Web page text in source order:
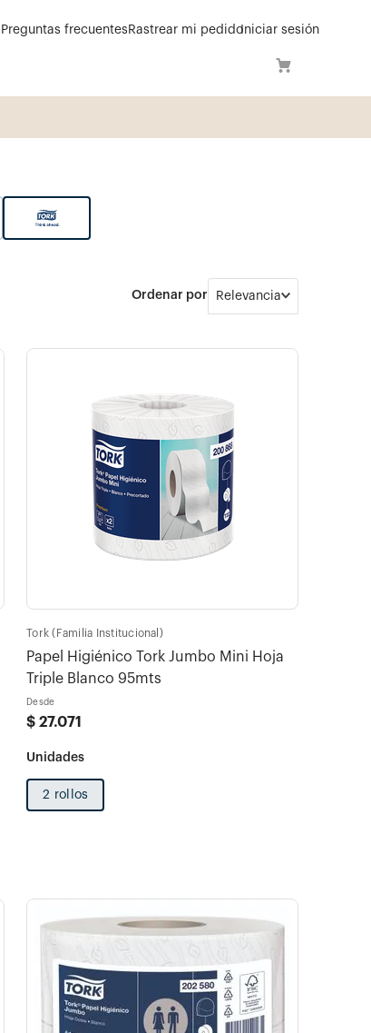
Preguntas frecuentes Rastrear mi pedidoIniciar sesión
Relevancia
Tork (Familia Institucional)
Papel Higiénico Tork Jumbo Mini Hoja
Triple Blanco 95mts
Desde
$ 27.071
2 rollos